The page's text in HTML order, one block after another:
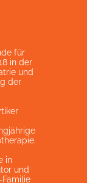
für
in der
und
der
in
und